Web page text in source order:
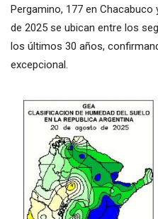
Pergamino, 177 en
de 2025 se ubican entre los
los últimos 30 años,
excepcional.